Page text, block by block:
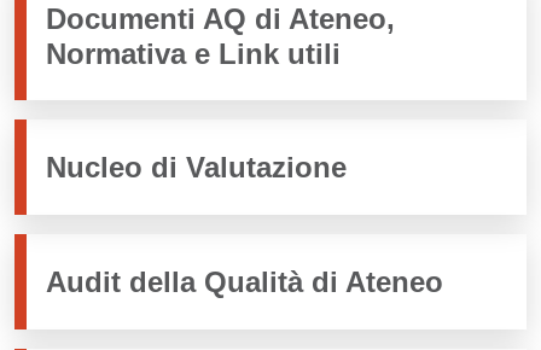
Documenti AQ di Ateneo,
Normativa e Link utili
Nucleo di Valutazione
Audit della Qualità di Ateneo